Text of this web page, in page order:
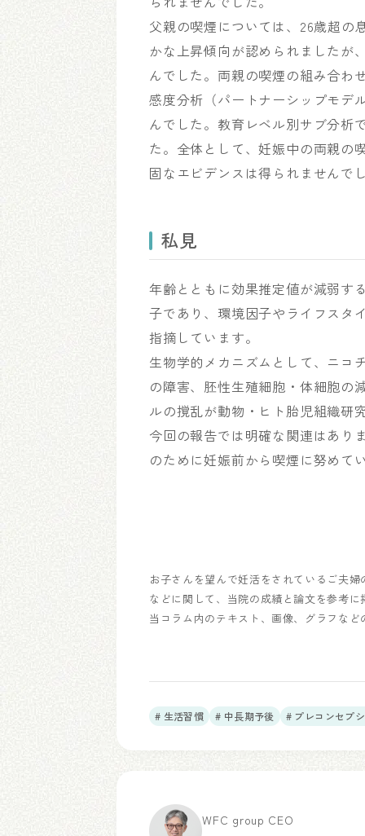
父親の喫煙については、26歳超の
かな上昇傾向が認められましたが
んでした。両親の喫煙の組み合わ
感度分析（パートナーシップモデ
んでした。教育レベル別サブ分析
た。全体として、妊娠中の両親の
固なエビデンスは得られませんで
私見
年齢とともに効果推定値が減弱す
子であり、環境因子やライフスタ
指摘しています。
生物学的メカニズムとして、ニコ
の障害、胚性生殖細胞・体細胞の
ルの撹乱が動物・ヒト胎児組織研
今回の報告では明確な関連はあり
のために妊娠前から喫煙に努めて
お子さんを望んで妊活をされているご夫
などに関して、当院の成績と論文を参考
当コラム内のテキスト、画像、グラフな
# 生活習慣 # 中長期予後 # プレコンセプ
WFC group CEO